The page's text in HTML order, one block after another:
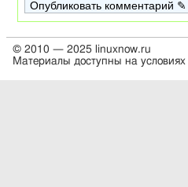
© 2010 — 2025 linuxnow.ru
Материалы доступны на условиях